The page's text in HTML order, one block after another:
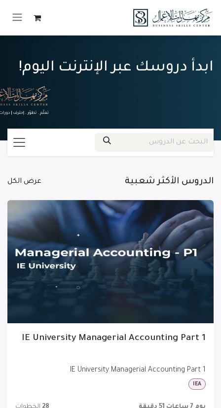
ابدأ دروسك عبر الإنترنت اليوم!
عرض الكل الدروس الأكثر شعبية
IE University Managerial Accounting Part 1
IE University Managerial Accounting Part 1
IEA